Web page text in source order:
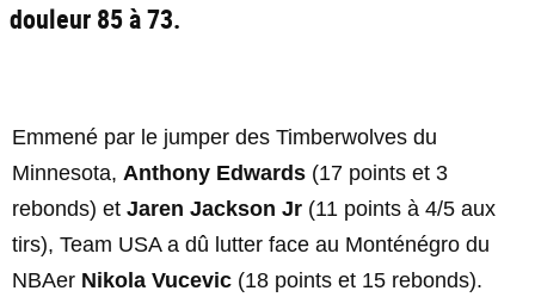
douleur 85 à 73.
Emmené par le jumper des Timberwolves du
Minnesota, Anthony Edwards (17 points et 3
rebonds) et Jaren Jackson Jr (11 points à 4/5 aux
tirs), Team USA a dû lutter face au Monténégro du
NBAer Nikola Vucevic (18 points et 15 rebonds).